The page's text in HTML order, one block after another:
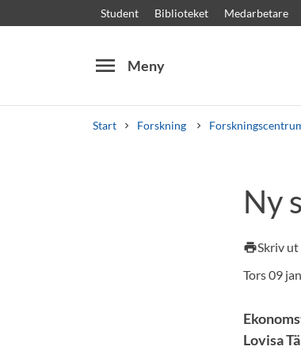
Student Biblioteket Medarbetare
menu Meny
Start Forskning
Kursplaner
Ny
printSkriv ut
Tors 09
Lovisa